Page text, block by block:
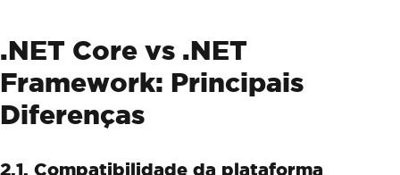
.NET Core vs .NET
Framework: Principais
Diferenças
2.1. Compatibilidade da plataforma